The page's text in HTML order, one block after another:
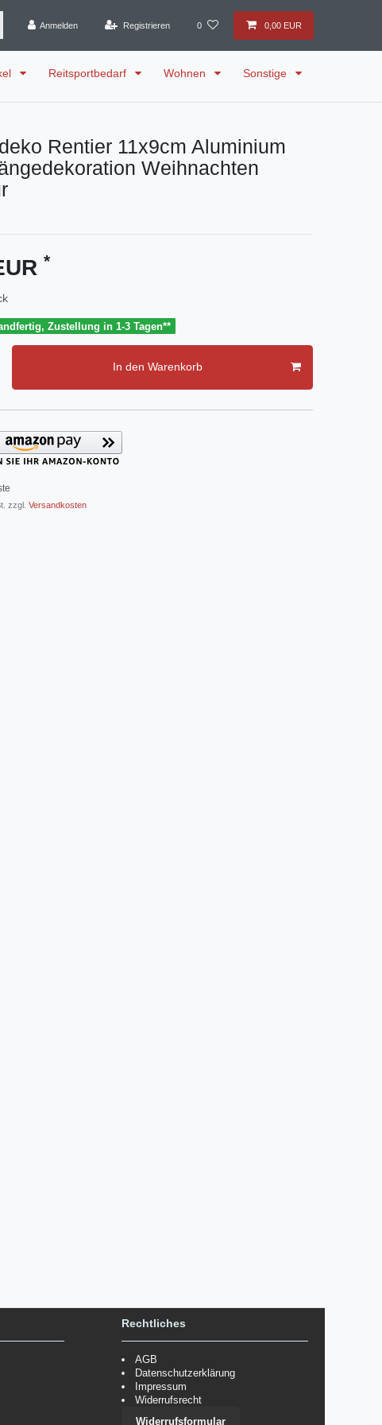
Anmelden Registrieren 0 0,00 EUR
Reitsportbedarf Wohnen Sonstige
Rentier 11x9cm Aluminium
Weihnachten
*
Zustellung in 1-3 Tagen**
In den Warenkorb
zzgl. Versandkosten
Rechtliches
AGB
Datenschutzerklärung
Impressum
Widerrufsrecht
Widerrufsformular